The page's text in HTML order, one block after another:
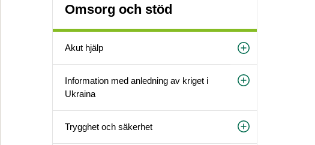
Omsorg och stöd
Akut hjälp
Information med anledning av kriget i
Ukraina
Trygghet och säkerhet